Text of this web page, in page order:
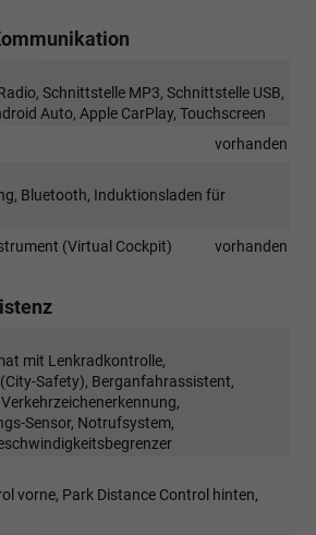
Schnittstelle MP3, Schnittstelle USB,
Auto, Apple CarPlay, Touchscreen
vorhanden
Bluetooth, Induktionsladen für
(Virtual Cockpit)
vorhanden
mit Lenkradkontrolle,
Safety), Berganfahrassistent,
Sensor, Notrufsystem,
vorne, Park Distance Control hinten,